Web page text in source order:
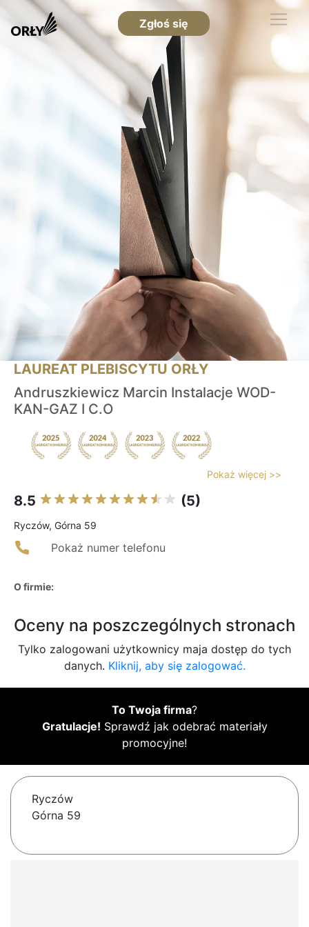
Zgłoś się
LAUREAT PLEBISCYTU ORŁY
Andruszkiewicz Marcin Instalacje WOD-
KAN-GAZ I C.O
Pokaż więcej >>
8.5 (5)
Ryczów, Górna 59
Pokaż numer telefonu
O firmie:
Oceny na poszczególnych stronach
Tylko zalogowani użytkownicy maja dostęp do tych
danych. Kliknij, aby się zalogować.
To Twoja firma?
Gratulacje! Sprawdź jak odebrać materiały
promocyjne!
Ryczów
Górna 59